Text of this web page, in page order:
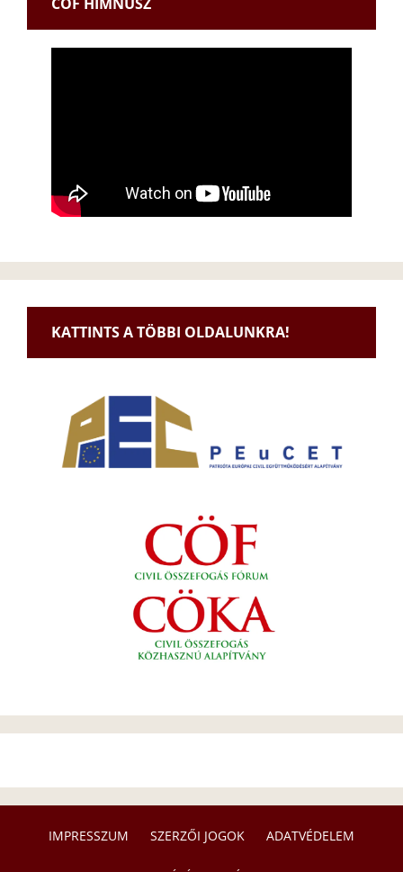
KATTINTS A TÖBBI OLDALUNKRA!
IMPRESSZUM SZERZŐI JOGOK ADATVÉDELEM